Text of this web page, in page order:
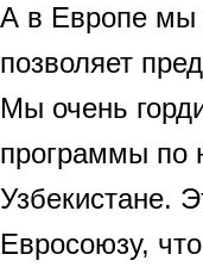
А в Европе мы
позволяет
Мы очень
программы по
Узбекистане.
Евросоюзу,